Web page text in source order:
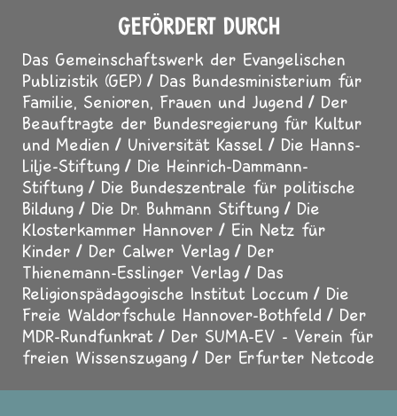
GEFÖRDERT DURCH
Das Gemeinschaftswerk der Evangelischen
Publizistik (GEP)
Das Bundesministerium für
Familie, Senioren, Frauen und Jugend
Der
Beauftragte der Bundesregierung für Kultur
und Medien
Universität Kassel
Die Hanns-
Lilje-Stiftung
Die Heinrich-Dammann-
Stiftung
Die Bundeszentrale für politische
Bildung
Die Dr. Buhmann Stiftung
Die
Klosterkammer Hannover
Ein Netz für
Kinder
Der Calwer Verlag
Der
Thienemann-Esslinger Verlag
Das
Religionspädagogische Institut Loccum
Die
Freie Waldorfschule Hannover-Bothfeld
Der
MDR-Rundfunkrat
Der SUMA-EV - Verein für
freien Wissenszugang
Der Erfurter Netcode